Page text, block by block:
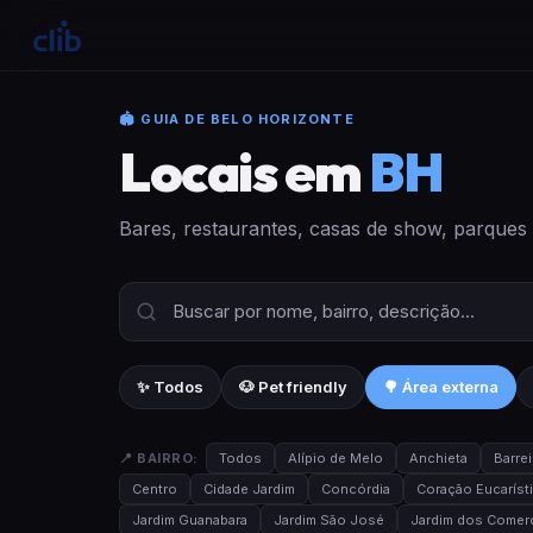
🏟 GUIA DE BELO HORIZONTE
Locais emBH
Bares, restaurantes, casas de show,
✨ Todos 🐶 Pet friendly 🌳 Área externa
📍 BAIRRO: Todos Alípio de Melo Anchieta
Centro
Cidade Jardim Concórdia Coração
Jardim Guanabara
Jardim São José Jardim dos